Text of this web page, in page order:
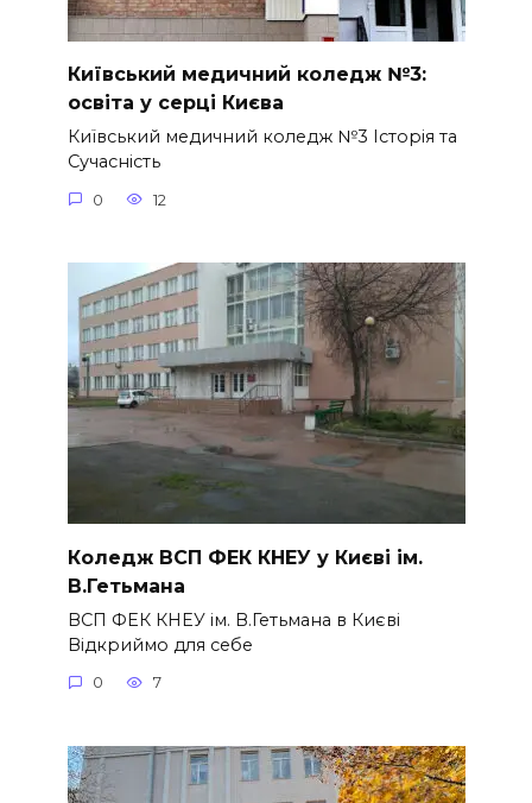
Київський медичний коледж №3:
освіта у серці Києва
Київський медичний коледж №3 Історія та
Сучасність
0 12
Коледж ВСП ФЕК КНЕУ у Києві ім.
В.Гетьмана
ВСП ФЕК КНЕУ ім. В.Гетьмана в Києві
Відкриймо для себе
0 7